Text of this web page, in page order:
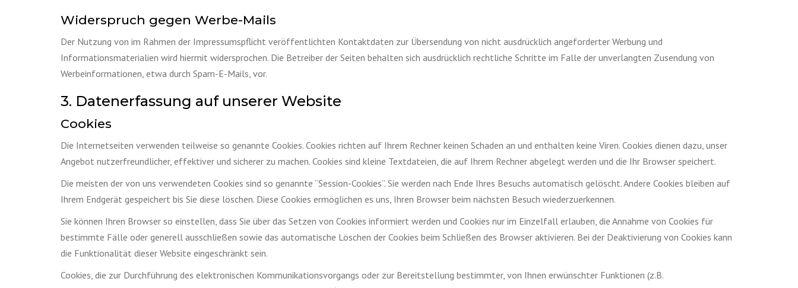
Widerspruch gegen Werbe-Mails
Der Nutzung von im Rahmen der Impressumspflicht veröffentlichten Kontaktdaten zur Übersendung von nicht ausdrücklich angeforderter Werbung und
Informationsmaterialien wird hiermit widersprochen. Die Betreiber der Seiten behalten sich ausdrücklich rechtliche Schritte im Falle der unverlangten Zusendung von
Werbeinformationen, etwa durch Spam-E-Mails, vor.
3. Datenerfassung auf unserer Website
Cookies
Die Internetseiten verwenden teilweise so genannte Cookies. Cookies richten auf Ihrem Rechner keinen Schaden an und enthalten keine Viren. Cookies dienen dazu, unser
Angebot nutzerfreundlicher, effektiver und sicherer zu machen. Cookies sind kleine Textdateien, die auf Ihrem Rechner abgelegt werden und die Ihr Browser speichert.
Die meisten der von uns verwendeten Cookies sind so genannte “Session-Cookies”. Sie werden nach Ende Ihres Besuchs automatisch gelöscht. Andere Cookies bleiben auf
Ihrem Endgerät gespeichert bis Sie diese löschen. Diese Cookies ermöglichen es uns, Ihren Browser beim nächsten Besuch wiederzuerkennen.
Sie können Ihren Browser so einstellen, dass Sie über das Setzen von Cookies informiert werden und Cookies nur im Einzelfall erlauben, die Annahme von Cookies für
bestimmte Fälle oder generell ausschließen sowie das automatische Löschen der Cookies beim Schließen des Browser aktivieren. Bei der Deaktivierung von Cookies kann
die Funktionalität dieser Website eingeschränkt sein.
Cookies, die zur Durchführung des elektronischen Kommunikationsvorgangs oder zur Bereitstellung bestimmter, von Ihnen erwünschter Funktionen (z.B.